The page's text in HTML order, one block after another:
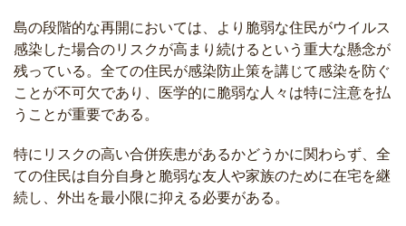
島の段階的な再開においては、より脆弱な住民がウイルス
感染した場合のリスクが高まり続けるという重大な懸念が
残っている。全ての住民が感染防止策を講じて感染を防ぐ
ことが不可欠であり、医学的に脆弱な人々は特に注意を払
うことが重要である。
特にリスクの高い合併疾患があるかどうかに関わらず、全
ての住民は自分自身と脆弱な友人や家族のために在宅を継
続し、外出を最小限に抑える必要がある。